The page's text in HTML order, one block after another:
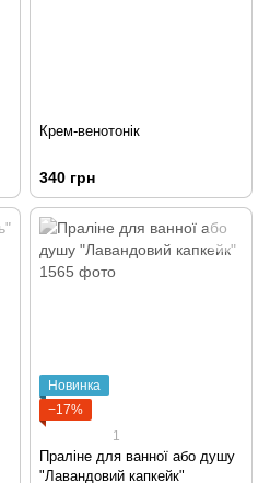
Крем-венотонік
340 грн
Новинка
−17%
1
Праліне для ванної або душу
"Лавандовий капкейк"